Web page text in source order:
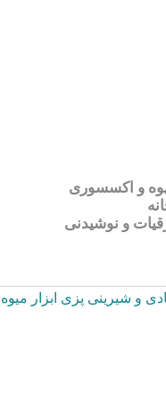
و اکسسوری
و نوشیدنی
و شیرینی پزی ابزار میوه